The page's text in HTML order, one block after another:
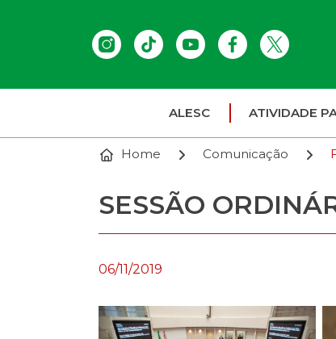
ALESC ATIVIDADE
Home Comunicação
SESSÃO
06/11/2019